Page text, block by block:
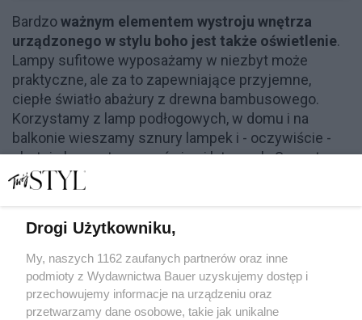
Bardzoważnym elementem wystroju wnętrza
urządzonego w stylu boho jest także oświetlenie.
Lampy sufitowe wyposażamy w niezbyt może
praktyczne, ale za to zapewniające przyjemne,
ciepłe światło abażury z drewna bambusowego.
Korzystamy z lamp podłogowych, w domu i na
balkonie wieszamy sznury lampek i - oczywiście -
chętnie korzystamy ze świec i latarynek. Szczytem
marzeń każdego wielbiciela stylu boho będzie lampa
solna.
Drogi Użytkowniku,
My, naszych 1162 zaufanych partnerów oraz inne
podmioty z Wydawnictwa Bauer uzyskujemy dostęp i
przechowujemy informacje na urządzeniu oraz
przetwarzamy dane osobowe, takie jak unikalne